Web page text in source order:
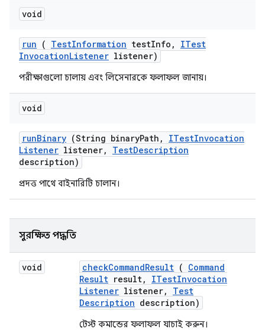
void
run ( TestInformation testInfo ,
ITest
InvocationListener listener)
পরীক্ষাগুলো চালায় এবং লিসেনারকে ফলাফল জানায়।
void
runBinary (String binaryPath , ITestInvocation
Listener listener, TestDescription
description)
প্রদত্ত পাথে বাইনারিটি চালান।
সুরক্ষিত পদ্ধতি
void checkCommandResult ( Command
Result result, ITestInvocation
Listener listener,
Test
Description description)
টেস্ট কমান্ডের ফলাফল যাচাই করুন।